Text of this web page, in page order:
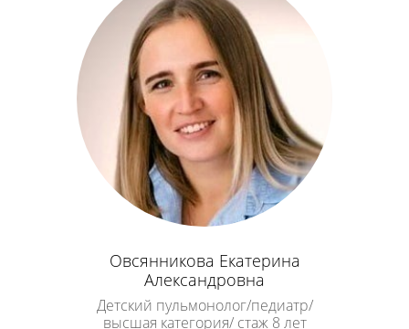
Овсянникова Екатерина
Александровна
Детский пульмонолог/педиатр/
высшая категория/ стаж 8 лет